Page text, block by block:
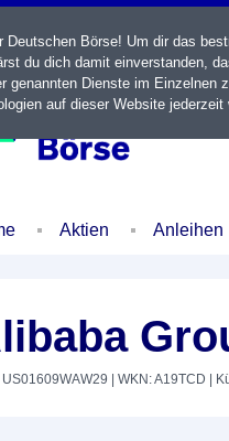
LIVE
Aktien Anleihen
US01609WAW29 | WKN: A19TCD |
Deutschen Börse! Um dir das
du dich damit einverstanden,
genannten Dienste im Einzelnen
auf dieser Website